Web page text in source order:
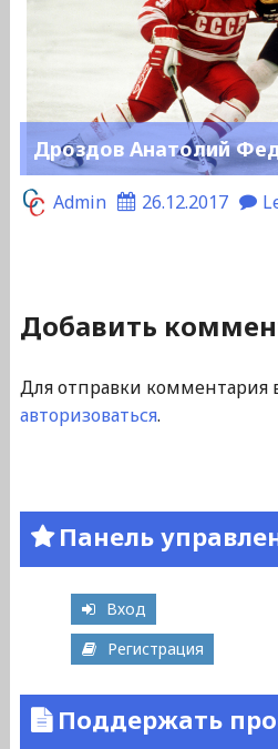
Дроздов Анатолий
Admin 26.12.2017
Добавить
Для отправки комментария
авторизоваться.
Панель
Вход
Регистрация
Поддержать